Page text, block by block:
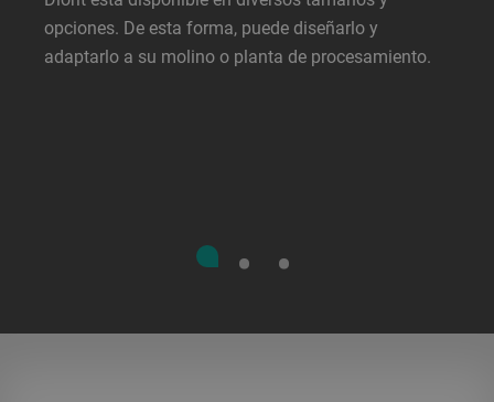
opciones. De esta forma, puede diseñarlo y
adaptarlo a su molino o planta de procesamiento.